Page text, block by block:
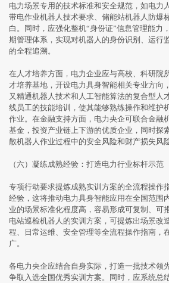
电力场景专用的技术标准和安全规范，如电力
带电作业机器人技术要求、储能站机器人防爆
白。同时，应强化整机“身份证”信息管理能力
期管理体系，实现对机器人的身份识别、运行
的全程追溯。
在人才培养方面，电力企业应与高校、科研院
才培养基地，开设电力具身智能相关专业方向
又精通机器人技术和人工智能算法的复合型人
线员工的技能培训，使其能够熟练操作和维护
作业。在金融支持方面，电力央企可联合金融
基金，投资产业链上下游的优质企业，同时探
散机器人作业过程中的安全风险和财产损失风险
（六）凝练成熟经验：打造电力行业标杆示范
专项行动要求提炼成熟实训方案的全流程操作
经验，这将推动电力具身智能应用在全国范围
业的场景标准化程度高，容易形成可复制、可
电站巡检机器人的实训方案，可提炼出场景改
程、日常运维、安全管理等全流程操作指南，
广。
各电力央企应结合自身实际，打造一批技术领
争取入选全国优秀实训方案。同时，应系统总